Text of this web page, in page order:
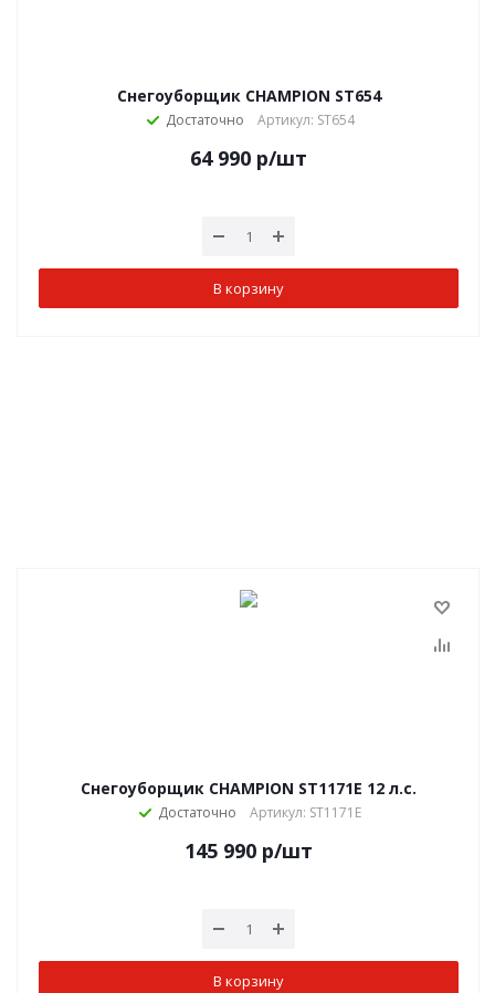
Снегоуборщик CHAMPION ST654
Достаточно Артикул: ST654
64 990 р/шт
В корзину
Снегоуборщик CHAMPION ST1171E 12 л.с.
Достаточно Артикул: ST1171E
145 990 р/шт
В корзину